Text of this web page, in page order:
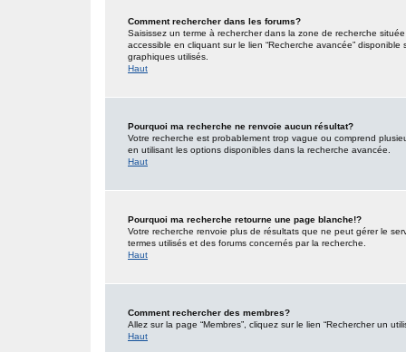
Comment rechercher dans les forums?
Saisissez un terme à rechercher dans la zone de recherche
accessible en cliquant sur le lien “Recherche avancée”
graphiques utilisés.
Haut
Pourquoi ma recherche ne renvoie aucun résultat?
Votre recherche est probablement trop vague ou comprend
en utilisant les options disponibles dans la recherche avancée.
Haut
Pourquoi ma recherche retourne une page blanche!?
Votre recherche renvoie plus de résultats que ne peut gérer le
termes utilisés et des forums concernés par la recherche.
Haut
Comment rechercher des membres?
Allez sur la page “Membres”, cliquez sur le lien “Rechercher un
Haut